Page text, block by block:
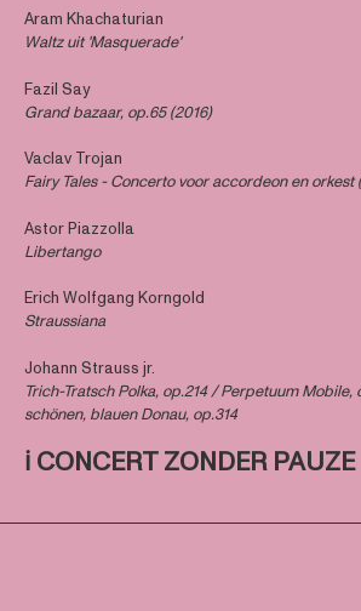
Aram Khachaturian
Waltz uit 'Masquerade'
Fazil Say
Grand bazaar, op.65 (2016)
Vaclav Trojan
Fairy Tales - Concerto voor accordeon en orkest
Astor Piazzolla
Libertango
Erich Wolfgang Korngold
Straussiana
Johann Strauss jr.
Trich-Tratsch Polka, op.214 / Perpetuum Mobile,
schönen, blauen Donau, op.314
ℹ️ CONCERT ZONDER PAUZE